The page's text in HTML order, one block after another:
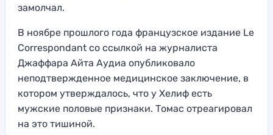
замолчал.
В ноябре прошлого года французское издание Le
Correspondant со ссылкой на журналиста
Джаффара Айта Аудиа опубликовало
неподтвержденное медицинское заключение, в
котором утверждалось, что у Хелиф есть
мужские половые признаки. Томас отреагировал
на это тишиной.